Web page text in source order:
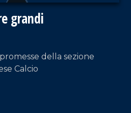
grandi
della sezione
Calcio